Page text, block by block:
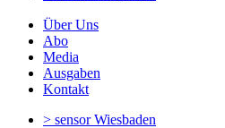
Über Uns
Abo
Media
Ausgaben
Kontakt
> sensorWiesbaden